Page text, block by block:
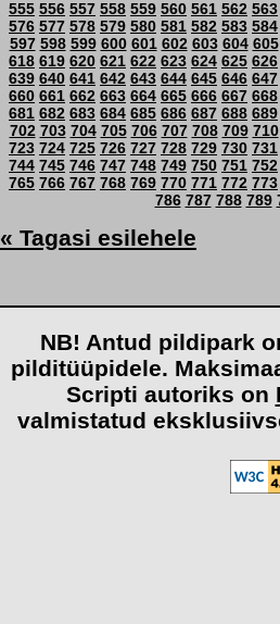
555 556 557 558 559 560 561 562 563
576 577 578 579 580 581 582 583 584
597 598 599 600 601 602 603 604 605
618 619 620 621 622 623 624 625 626
639 640 641 642 643 644 645 646 647
660 661 662 663 664 665 666 667 668
681 682 683 684 685 686 687 688 689
702 703 704 705 706 707 708 709 710
723 724 725 726 727 728 729 730 731
744 745 746 747 748 749 750 751 752
765 766 767 768 769 770 771 772 773
786 787 788 789
« Tagasi esilehele
NB! Antud pildipark
pilditüüpidele.
Scripti autoriks on
valmistatud